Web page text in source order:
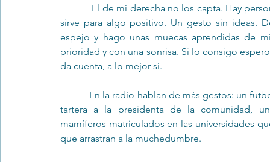
sirve para algo positivo. Un gesto sin ideas.
espejo y hago unas muecas aprendidas de
prioridad y con una sonrisa. Si lo consigo
da cuenta, a lo mejor sí.
tartera a la presidenta de la comunidad,
mamíferos matriculados en las universidades
que arrastran a la muchedumbre.